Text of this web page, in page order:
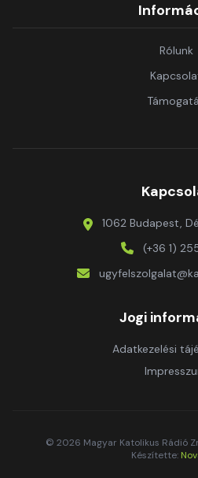
Rólunk
1062 Budapest,
(+36 1)
Jogi
Adatkezelési
© 2026 Magyar Katolikus Rádió
Készítette: